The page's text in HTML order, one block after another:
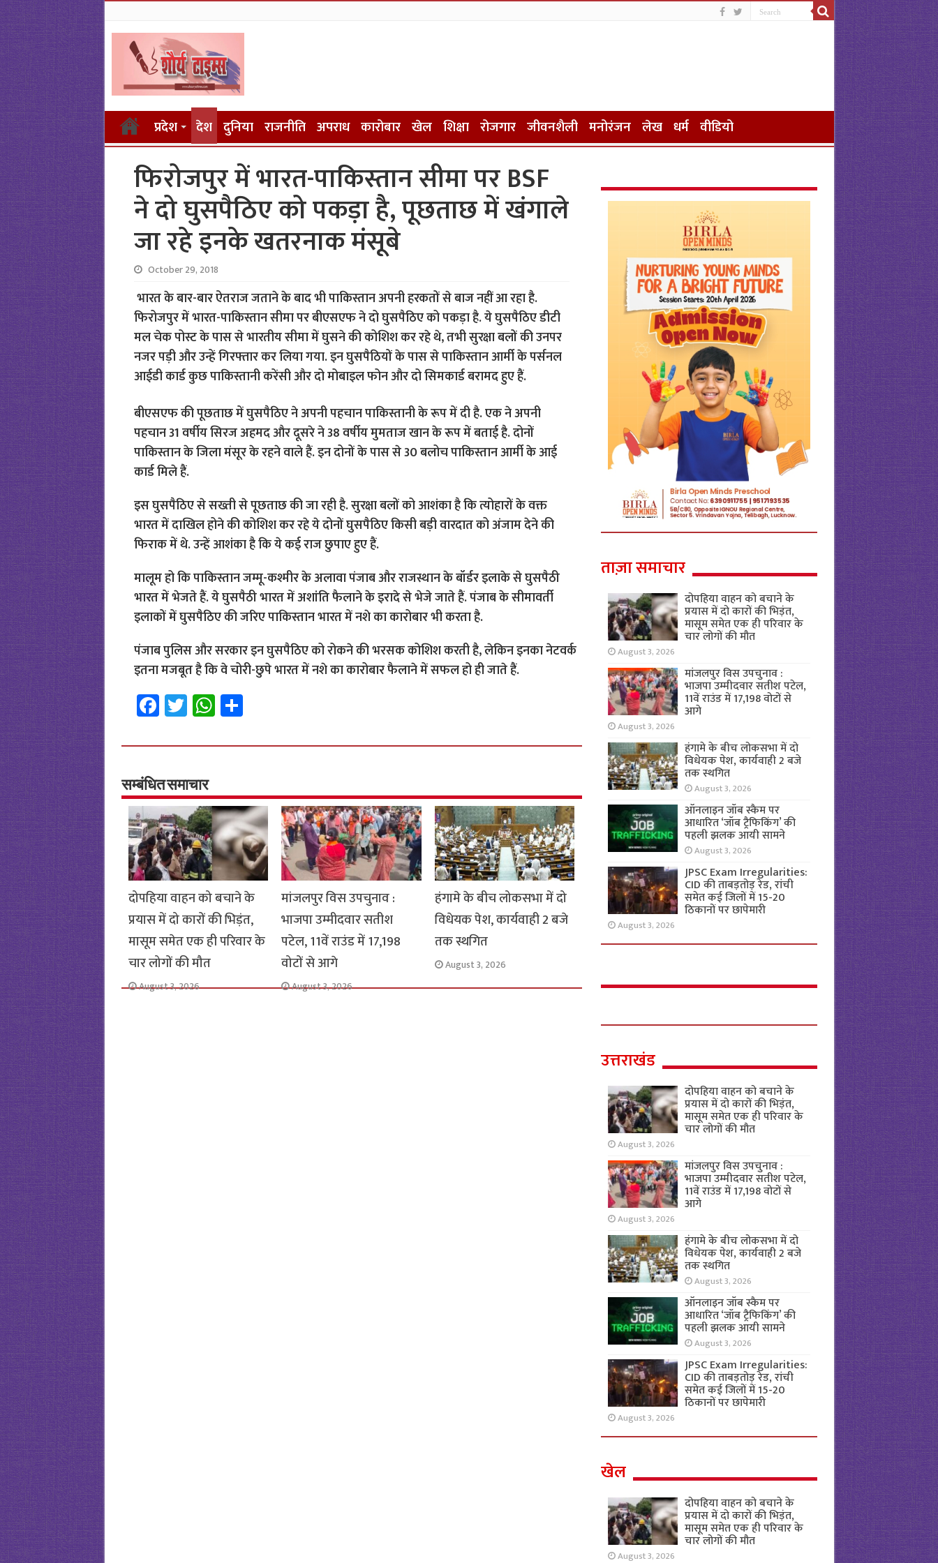
प्रदेश देश दुनिया राजनीति अपराध कारोबार खेल शिक्षा रोजगार जीवनशैली मनोरंजन लेख धर्म वीडियो
फिरोजपुर में भारत-पाकिस्तान सीमा पर BSF
ने दो घुसपैठिए को पकड़ा है, पूछताछ में खंगाले
जा रहे इनके खतरनाक मंसूबे
October 29, 2018
भारत के बार-बार ऐतराज जताने के बाद भी पाकिस्तान अपनी हरकतों से बाज नहीं आ रहा है.
फिरोजपुर में भारत-पाकिस्तान सीमा पर बीएसएफ ने दो घुसपैठिए को पकड़ा है. ये घुसपैठिए डीटी
मल चेक पोस्ट के पास से भारतीय सीमा में घुसने की कोशिश कर रहे थे, तभी सुरक्षा बलों की उनपर
नजर पड़ी और उन्हें गिरफ्तार कर लिया गया. इन घुसपैठियों के पास से पाकिस्तान आर्मी के पर्सनल
आईडी कार्ड कुछ पाकिस्तानी करेंसी और दो मोबाइल फोन और दो सिमकार्ड बरामद हुए हैं.
बीएसएफ की पूछताछ में घुसपैठिए ने अपनी पहचान पाकिस्तानी के रूप में दी है. एक ने अपनी
पहचान 31 वर्षीय सिरज अहमद और दूसरे ने 38 वर्षीय मुमताज खान के रूप में बताई है. दोनों
पाकिस्तान के जिला मंसूर के रहने वाले हैं. इन दोनों के पास से 30 बलोच पाकिस्तान आर्मी के आई
कार्ड मिले हैं.
इस घुसपैठिए से सख्ती से पूछताछ की जा रही है. सुरक्षा बलों को आशंका है कि त्योहारों के वक्त
भारत में दाखिल होने की कोशिश कर रहे ये दोनों घुसपैठिए किसी बड़ी वारदात को अंजाम देने की
फिराक में थे. उन्हें आशंका है कि ये कई राज छुपाए हुए हैं.
मालूम हो कि पाकिस्तान जम्मू-कश्मीर के अलावा पंजाब और राजस्थान के बॉर्डर इलाके से घुसपैठी
भारत में भेजते हैं. ये घुसपैठी भारत में अशांति फैलाने के इरादे से भेजे जाते हैं. पंजाब के सीमावर्ती
इलाकों में घुसपैठिए की जरिए पाकिस्तान भारत में नशे का कारोबार भी करता है.
पंजाब पुलिस और सरकार इन घुसपैठिए को रोकने की भरसक कोशिश करती है, लेकिन इनका नेटवर्क
इतना मजबूत है कि वे चोरी-छुपे भारत में नशे का कारोबार फैलाने में सफल हो ही जाते हैं.
Fa
ce
b
o
o
k
T
wi
tt
er
W
h
at
p
p
S
h
ar
सम्बंधित समाचार
दोपहिया वाहन को बचाने के
प्रयास में दो कारों की भिड़ंत,
मासूम समेत एक ही परिवार के
चार लोगों की मौत
August 3, 2026
मांजलपुर विस उपचुनाव :
भाजपा उम्मीदवार सतीश
पटेल, 11वें राउंड में 17,198
वोटों से आगे
August 3, 2026
हंगामे के बीच लोकसभा में दो
विधेयक पेश, कार्यवाही 2 बजे
तक स्थगित
August 3, 2026
ताज़ा समाचार
दोपहिया वाहन को बचाने के
प्रयास में दो कारों की भिड़ंत,
मासूम समेत एक ही परिवार के
चार लोगों की मौत
August 3, 2026
मांजलपुर विस उपचुनाव :
भाजपा उम्मीदवार सतीश पटेल,
11वें राउंड में 17,198 वोटों से
आगे
August 3, 2026
हंगामे के बीच लोकसभा में दो
विधेयक पेश, कार्यवाही 2 बजे
तक स्थगित
August 3, 2026
ऑनलाइन जॉब स्कैम पर
आधारित ‘जॉब ट्रैफिकिंग’ की
पहली झलक आयी सामने
August 3, 2026
JPSC Exam Irregularities:
CID की ताबड़तोड़ रेड, रांची
समेत कई जिलों में 15-20
ठिकानों पर छापेमारी
August 3, 2026
उत्तराखंड
दोपहिया वाहन को बचाने के
प्रयास में दो कारों की भिड़ंत,
मासूम समेत एक ही परिवार के
चार लोगों की मौत
August 3, 2026
मांजलपुर विस उपचुनाव :
भाजपा उम्मीदवार सतीश पटेल,
11वें राउंड में 17,198 वोटों से
आगे
August 3, 2026
हंगामे के बीच लोकसभा में दो
विधेयक पेश, कार्यवाही 2 बजे
तक स्थगित
August 3, 2026
ऑनलाइन जॉब स्कैम पर
आधारित ‘जॉब ट्रैफिकिंग’ की
पहली झलक आयी सामने
August 3, 2026
JPSC Exam Irregularities:
CID की ताबड़तोड़ रेड, रांची
समेत कई जिलों में 15-20
ठिकानों पर छापेमारी
August 3, 2026
खेल
दोपहिया वाहन को बचाने के
प्रयास में दो कारों की भिड़ंत,
मासूम समेत एक ही परिवार के
चार लोगों की मौत
August 3, 2026